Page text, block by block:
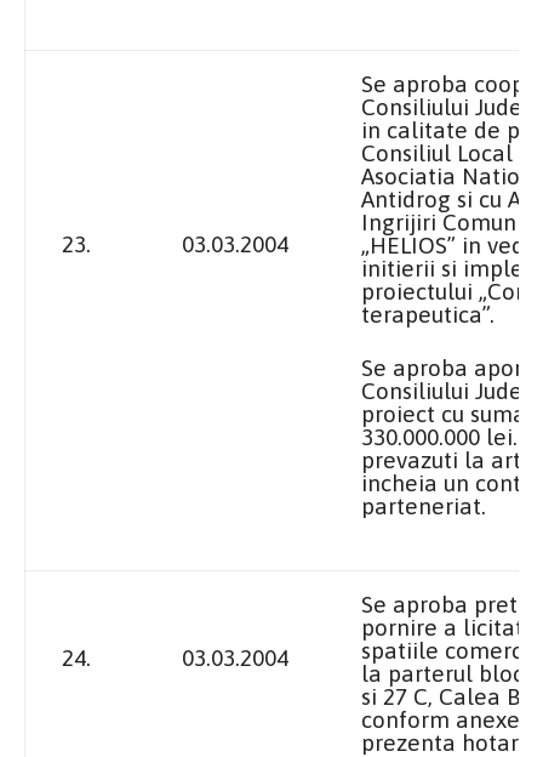
23. 03.03.2004
Se aproba
Consiliului
in calitate de
Consiliul Local
Asociatia
Antidrog si cu
Ingrijiri
„HELIOS” in
initierii si
proiectului
terapeutica”.
Se aproba
Consiliului
proiect cu suma
330.000.000 lei.
prevazuti la art.
incheia un
parteneriat.
24. 03.03.2004
Se aproba pretul
pornire a
spatiile
la parterul
si 27 C, Calea
conform anexei
prezenta